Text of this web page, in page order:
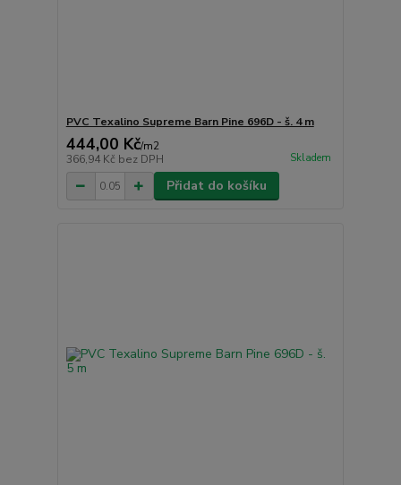
PVC Texalino Supreme Barn Pine 696D - š. 4 m
444,00 Kč/m2
366,94 Kč bez DPH Skladem
Přidat do košíku